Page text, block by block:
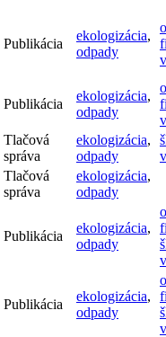
Publikácia
ekologizácia,
odpady
Publikácia
ekologizácia,
odpady
Tlačová
správa
ekologizácia,
odpady
Tlačová
správa
ekologizácia,
odpady
Publikácia
ekologizácia,
odpady
Publikácia
ekologizácia,
odpady